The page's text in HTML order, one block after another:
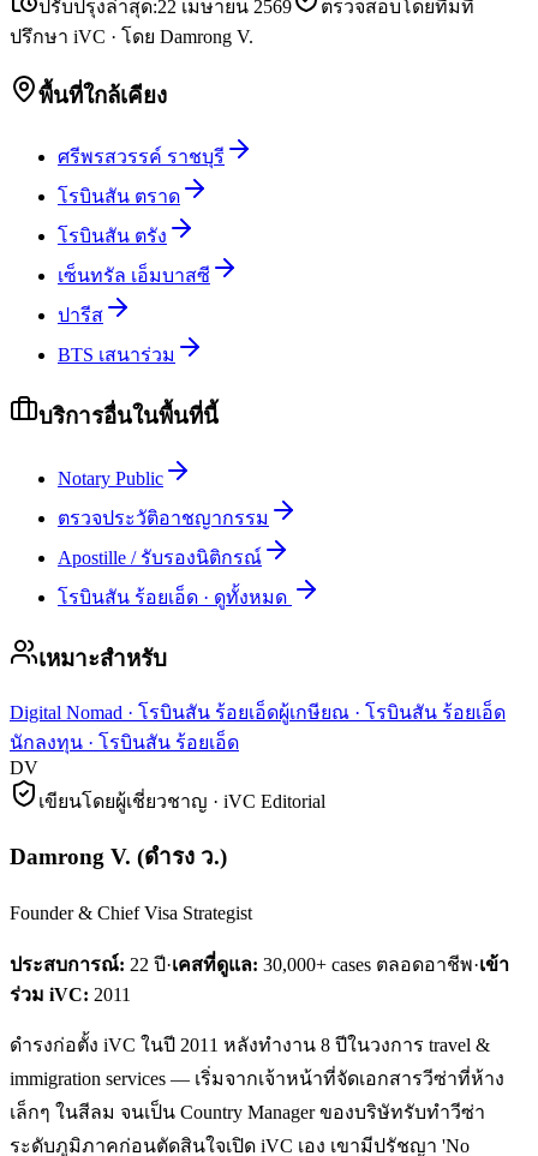
ปรับปรุงล่าสุด:22 เมษายน 2569
ตรวจสอบโดยทีมที่
ปรึกษา iVC · โดย Damrong V.
พื้นที่ใกล้เคียง
ศรีพรสวรรค์ ราชบุรี
โรบินสัน ตราด
โรบินสัน ตรัง
เซ็นทรัล เอ็มบาสซี
ปารีส
BTS เสนาร่วม
บริการอื่นในพื้นที่นี้
Notary Public
ตรวจประวัติอาชญากรรม
Apostille / รับรองนิติกรณ์
โรบินสัน ร้อยเอ็ด · ดูทั้งหมด
เหมาะสำหรับ
Digital Nomad · โรบินสัน ร้อยเอ็ดผู้เกษียณ · โรบินสัน ร้อยเอ็ด
นักลงทุน · โรบินสัน ร้อยเอ็ด
DV
เขียนโดยผู้เชี่ยวชาญ · iVC Editorial
Damrong V. (ดำรง ว.)
Founder & Chief Visa Strategist
ประสบการณ์: 22 ปี·เคสที่ดูแล: 30,000+ cases ตลอดอาชีพ·เข้า
ร่วม iVC: 2011
ดำรงก่อตั้ง iVC ในปี 2011 หลังทำงาน 8 ปีในวงการ travel &
immigration services — เริ่มจากเจ้าหน้าที่จัดเอกสารวีซ่าที่ห้าง
เล็กๆ ในสีลม จนเป็น Country Manager ของบริษัทรับทำวีซ่า
ระดับภูมิภาคก่อนตัดสินใจเปิด iVC เอง เขามีปรัชญา 'No